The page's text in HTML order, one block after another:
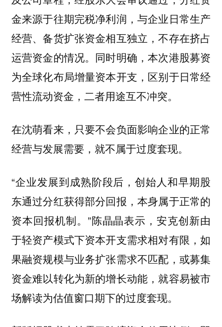
金来源于往期完税净利润，与企业日常生产
经营、备货扩张资金相互独立，不存在挤占
运营资金的情况。同时明确，本次港股募资
为全球化布局增量资本开支，区别于日常经
营性流动资金，二者用途互不冲突。
在沈萌看来，只要不会负面影响企业的正常
经营与发展需要，就不属于过度套现。
“企业发展到成熟阶段后，创始人和早期股
东通过分红获得部分回报，本身属于正常的
资本回报机制。”陈晶晶表示，安克创新由
于轻资产模式下资本开支需求相对有限，如
果融资规模与业务扩张需求不匹配，或募集
资金难以转化为新的增长动能，就容易被市
场解读为估值窗口期下的过度套现。